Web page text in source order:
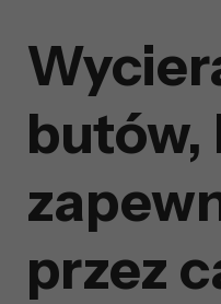
butów,
przez